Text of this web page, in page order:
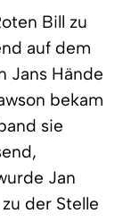
Bill zu
auf dem
Jans Hände
bekam
sie
Jan
der Stelle